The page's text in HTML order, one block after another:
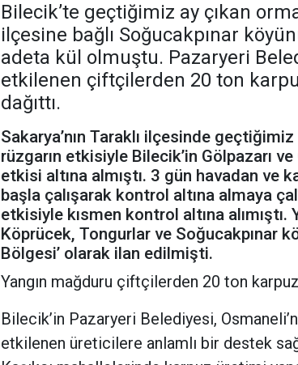
Bilecik’te geçtiğimiz ay çıkan
ilçesine bağlı Soğucakpınar
adeta kül olmuştu. Pazaryeri
etkilenen çiftçilerden 20 ton
dağıttı.
Sakarya’nın Taraklı ilçesinde
rüzgarın etkisiyle Bilecik’in Gölpazarı
etkisi altına almıştı. 3 gün havadan ve
başla çalışarak kontrol altına almaya
etkisiyle kısmen kontrol altına alımıştı.
Köprücek, Tongurlar ve Soğucakpınar
Bölgesi’ olarak ilan edilmişti.
Yangın mağduru çiftçilerden 20 ton karpuz
Bilecik’in Pazaryeri Belediyesi,
etkilenen üreticilere anlamlı bir destek